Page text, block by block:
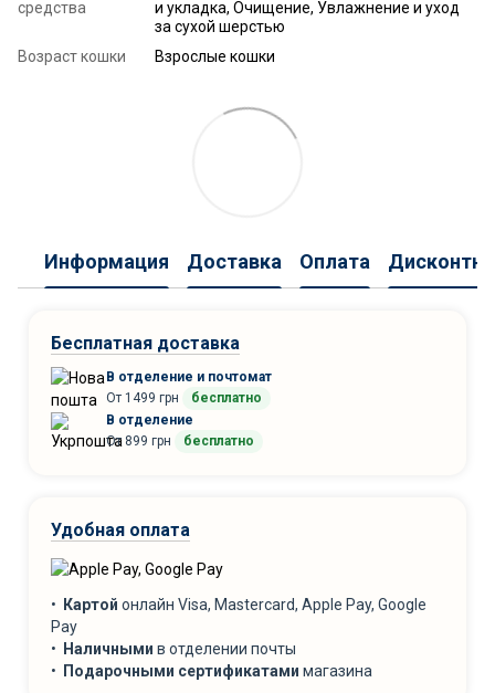
средства
и укладка, Очищение, Увлажнение и уход
за сухой шерстью
Возраст кошки
Взрослые кошки
Информация Доставка Оплата
Бесплатная доставка
В отделение и почтомат
От 1499 грн
бесплатно
В отделение
От 899 грн
бесплатно
Удобная оплата
• Картой онлайн Visa, Mastercard, Apple Pay, Google
Pay
• Наличными в отделении почты
• Подарочными сертификатами магазина